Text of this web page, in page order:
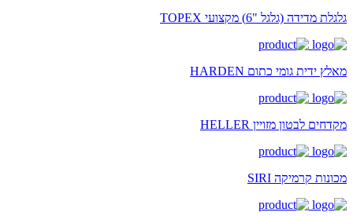
גלגלת מדידה (גלגל "6) מקצועי TOPEX
מאלץ ידית גומי כתום HARDEN
מקדחים לבטון מזויין HELLER
מכונות קרמיקה SIRI